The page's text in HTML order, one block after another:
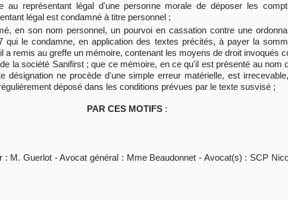
au représentant légal d'une personne morale de déposer les
légal est condamné à titre personnel ;
en son nom personnel, un pourvoi en cassation contre une
qui le condamne, en application des textes précités, à payer la
a remis au greffe un mémoire, contenant les moyens de droit invoqués
la société Sanifirst ; que ce mémoire, en ce qu'il est présenté au nom
désignation ne procède d'une simple erreur matérielle, est
déposé dans les conditions prévues par le texte susvisé ;
PAR CES MOTIFS:
M. Guerlot - Avocat général : Mme Beaudonnet - Avocat(s) : SCP